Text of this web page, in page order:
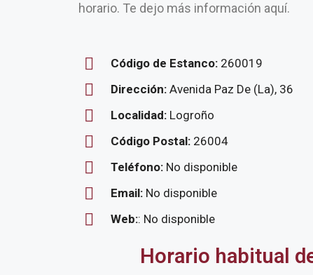
horario. Te dejo más información aquí.
Código de Estanco: 260019
Dirección: Avenida Paz De (La), 36
Localidad: Logroño
Código Postal: 26004
Teléfono: No disponible
Email: No disponible
Web:: No disponible
Horario habitual